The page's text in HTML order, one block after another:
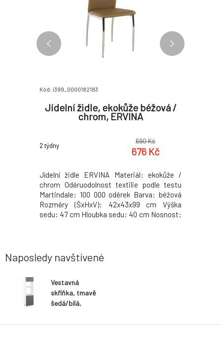
Kód: i399_0000182183
Jídelní židle, ekokůže béžová /
chrom, ERVINA
2 týdny
690 Kč
676 Kč
Jídelní židle ERVINA Materiál: ekokůže /
chrom Oděruodolnost textilie podle testu
Martindale: 100 000 oděrek Barva: béžová
Rozměry (ŠxHxV): 42x43x99 cm Výška
sedu: 47 cm Hloubka sedu: 40 cm Nosnost:
Naposledy navštívené
Vestavná
skříňka, tmavě
šedá/bílá,